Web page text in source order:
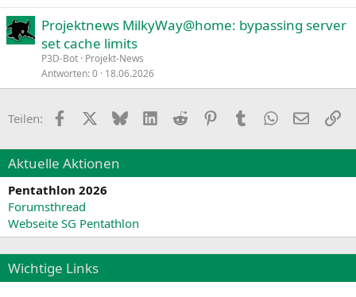
Projektnews MilkyWay@home: bypassing server
set cache limits
P3D-Bot Projekt-News
Antworten 0 18.06.2026
Teilen: Facebook BlueskyLinkedIn
Reddit PinterestTumblr WhatsApp
E-Mail
Aktuelle Aktionen
Pentathlon 2026
Forumsthread
Webseite SG Pentathlon
Wichtige Links